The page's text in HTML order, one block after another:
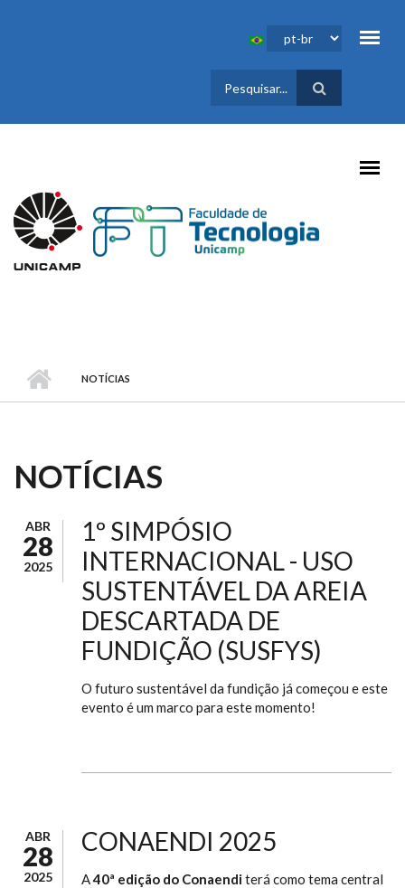
FORMULÁRIO
DE BUSCA
NOTÍCIAS
NOTÍCIAS
ABR
28
2025
1º SIMPÓSIO
INTERNACIONAL - USO
SUSTENTÁVEL DA AREIA
DESCARTADA DE
FUNDIÇÃO (SUSFYS)
O futuro sustentável da fundição já começou e este
evento é um marco para este momento!
ABR
28
2025
CONAENDI 2025
A40ª edição do Conaenditerá como tema central